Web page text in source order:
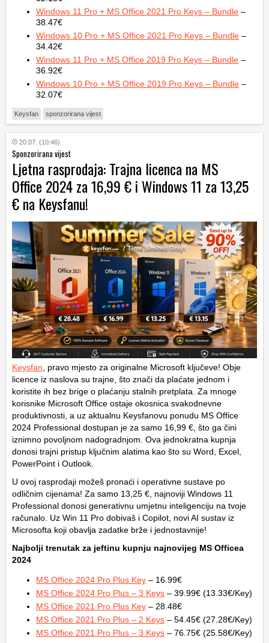
Windows 11 Pro + MS Office 2021 Pro Keys – Bundle –
38.47€
Windows 10 Pro + MS Office 2021 Pro Keys – Bundle –
34.42€
Windows 11 Pro + MS Office 2019 Pro Keys – Bundle –
36.92€
Windows 10 Pro + MS Office 2019 Pro Keys – Bundle –
32.07€
Keysfan sponzorirana vijest
20.07. (10:46)
Sponzorirana vijest
Ljetna rasprodaja: Trajna licenca na MS
Office 2024 za 16,99 € i Windows 11 za 13,25
€ na Keysfanu!
Keysfan , pravo mjesto za originalne Microsoft ključeve! Obje
licence iz naslova su trajne, što znači da plaćate jednom i
koristite ih bez brige o plaćanju stalnih pretplata. Za mnoge
korisnike Microsoft Office ostaje okosnica svakodnevne
produktivnosti, a uz aktualnu Keysfanovu ponudu MS Office
2024 Professional dostupan je za samo 16,99 €, što ga čini
iznimno povoljnom nadogradnjom. Ova jednokratna kupnja
donosi trajni pristup ključnim alatima kao što su Word, Excel,
PowerPoint i Outlook.
U ovoj rasprodaji možeš pronaći i operativne sustave po
odličnim cijenama! Za samo 13,25 €, najnoviji Windows 11
Professional donosi generativnu umjetnu inteligenciju na tvoje
računalo. Uz Win 11 Pro dobivaš i Copilot, novi AI sustav iz
Microsofta koji obavlja zadatke brže i jednostavnije!
Najbolji trenutak za jeftinu kupnju najnovijeg MS Officea
2024
MS Office 2024 Pro Plus Key – 16.99€
MS Office 2024 Pro Plus – 3 Keys – 39.99€ (13.33€/Key)
MS Office 2021 Pro Plus Key – 28.48€
MS Office 2021 Pro Plus – 2 Keys – 54.45€ (27.28€/Key)
MS Office 2021 Pro Plus – 3 Keys – 76.75€ (25.58€/Key)